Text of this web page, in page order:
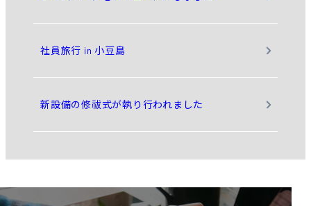
社員旅行 in 小豆島
新設備の修祓式が執り行われました
制作実績